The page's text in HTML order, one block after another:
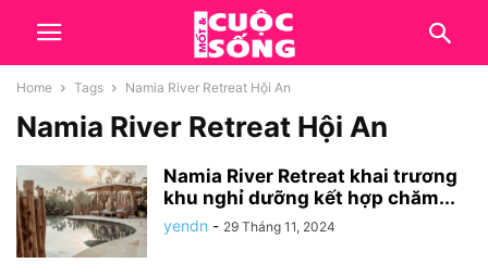
Home Tags Namia River Retreat Hội An
Namia River Retreat Hội An
Namia River Retreat khai trương
khu nghỉ dưỡng kết hợp chăm...
yendn - 29 Tháng 11, 2024